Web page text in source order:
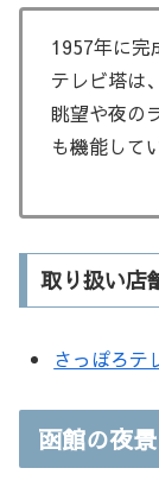
1957年に完
テレビ塔は
眺望や夜の
も機能して
取り扱い店
さっぽろテ
函館の夜景